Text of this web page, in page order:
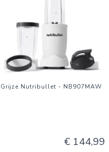
Grijze Nutribullet - NB907MAW
€ 144,99